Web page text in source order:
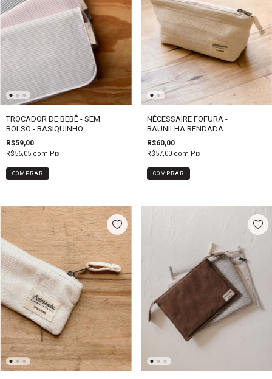
TROCADOR DE BEBÊ - SEM
BOLSO - BASIQUINHO
R$59,00
R$56,05 com Pix
COMPRAR
NÉCESSAIRE FOFURA -
BAUNILHA RENDADA
R$60,00
R$57,00 com Pix